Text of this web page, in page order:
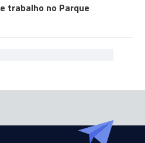
trabalho no Parque